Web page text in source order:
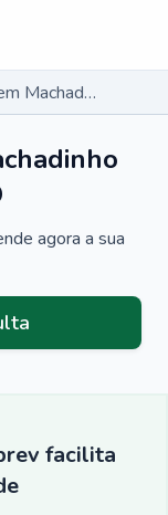
Pneumologista em Machadinho D'Oeste - RO
agora a sua
facilita